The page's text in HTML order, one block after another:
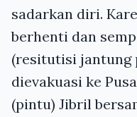
sadarkan diri.
berhenti dan
(resitutisi jantung
dievakuasi ke
(pintu) Jibril